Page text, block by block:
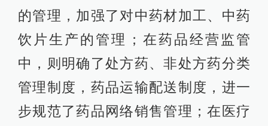
的管理，加强了对中药材加工、中药
饮片生产的管理；在药品经营监管
中，则明确了处方药、非处方药分类
管理制度，药品运输配送制度，进一
步规范了药品网络销售管理；在医疗